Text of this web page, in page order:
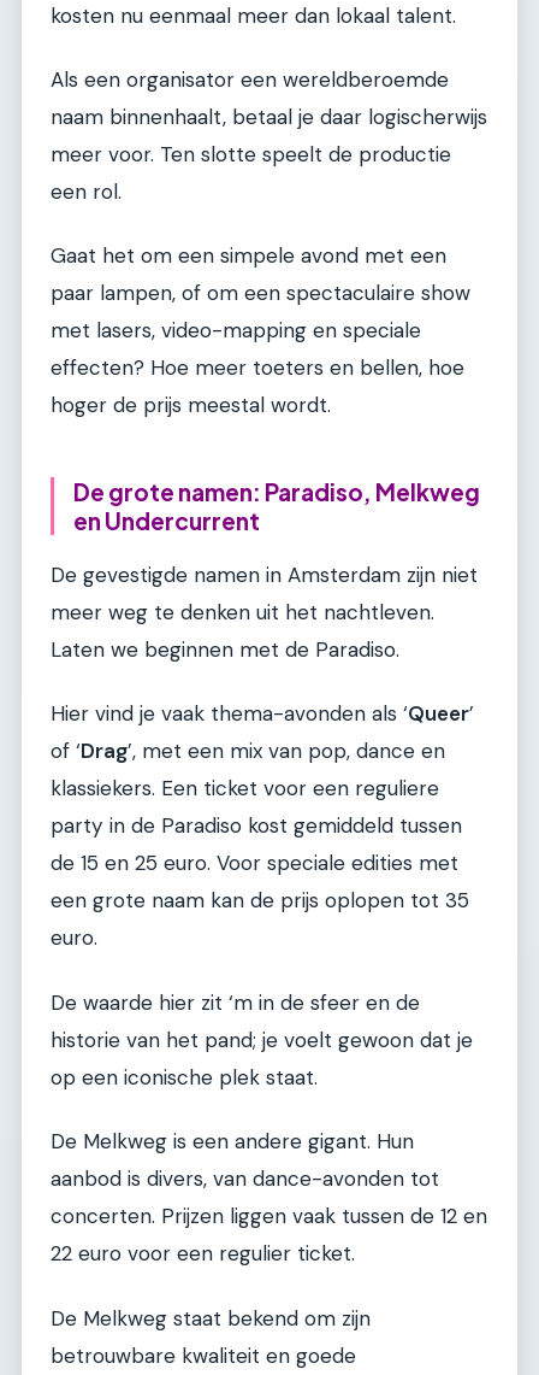
kosten nu eenmaal meer dan lokaal talent.
Als een organisator een wereldberoemde
naam binnenhaalt, betaal je daar logischerwijs
meer voor. Ten slotte speelt de productie
een rol.
Gaat het om een simpele avond met een
paar lampen, of om een spectaculaire show
met lasers, video-mapping en speciale
effecten? Hoe meer toeters en bellen, hoe
hoger de prijs meestal wordt.
De grote namen: Paradiso, Melkweg
en Undercurrent
De gevestigde namen in Amsterdam zijn niet
meer weg te denken uit het nachtleven.
Laten we beginnen met de Paradiso.
Hier vind je vaak thema-avonden als ‘Queer’
of ‘Drag’, met een mix van pop, dance en
klassiekers. Een ticket voor een reguliere
party in de Paradiso kost gemiddeld tussen
de 15 en 25 euro. Voor speciale edities met
een grote naam kan de prijs oplopen tot 35
euro.
De waarde hier zit ‘m in de sfeer en de
historie van het pand; je voelt gewoon dat je
op een iconische plek staat.
De Melkweg is een andere gigant. Hun
aanbod is divers, van dance-avonden tot
concerten. Prijzen liggen vaak tussen de 12 en
22 euro voor een regulier ticket.
De Melkweg staat bekend om zijn
betrouwbare kwaliteit en goede